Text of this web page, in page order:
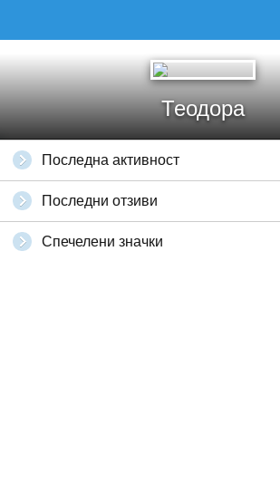
Теодора
Последна активност
Последни отзиви
Спечелени значки